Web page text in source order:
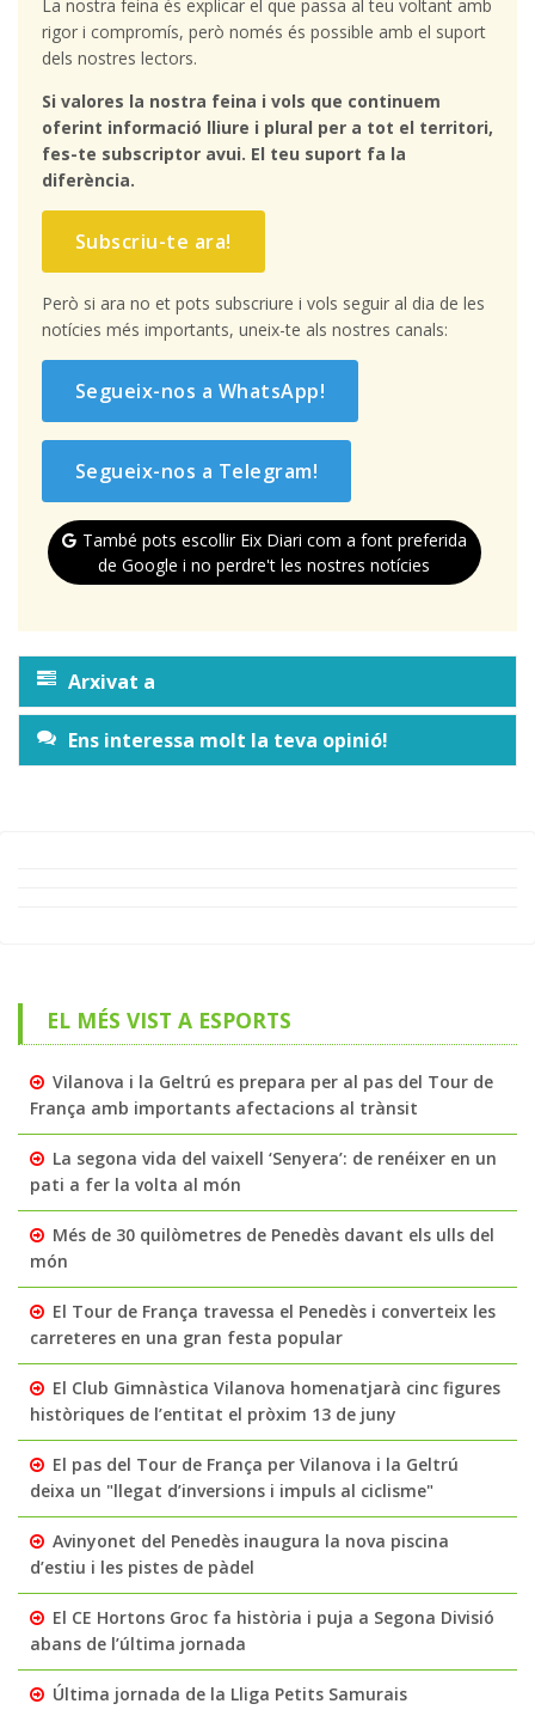
La nostra feina és explicar el que passa al teu voltant amb
rigor i compromís, però només és possible amb el suport
dels nostres lectors.
Si valores la nostra feina i vols que continuem
oferint informació lliure i plural per a tot el territori,
fes-te subscriptor avui. El teu suport fa la
diferència.
Subscriu-te ara!
Però si ara no et pots subscriure i vols seguir al dia de les
notícies més importants, uneix-te als nostres canals:
Segueix-nos a WhatsApp!
Segueix-nos a Telegram!
També pots escollir Eix Diari com a font preferida
de Google i no perdre't les nostres notícies
Arxivat a
Ens interessa molt la teva opinió!
EL MÉS VIST A ESPORTS
Vilanova i la Geltrú es prepara per al pas del Tour de
França amb importants afectacions al trànsit
La segona vida del vaixell ‘Senyera’: de renéixer en un
pati a fer la volta al món
Més de 30 quilòmetres de Penedès davant els ulls del
món
El Tour de França travessa el Penedès i converteix les
carreteres en una gran festa popular
El Club Gimnàstica Vilanova homenatjarà cinc figures
històriques de l’entitat el pròxim 13 de juny
El pas del Tour de França per Vilanova i la Geltrú
deixa un "llegat d’inversions i impuls al ciclisme"
Avinyonet del Penedès inaugura la nova piscina
d’estiu i les pistes de pàdel
El CE Hortons Groc fa història i puja a Segona Divisió
abans de l’última jornada
Última jornada de la Lliga Petits Samurais